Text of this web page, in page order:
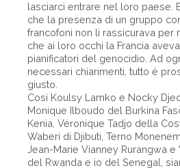
lasciarci entrare nel loro paese.
che la presenza di un gruppo
francofoni non li rassicurava per
che ai loro occhi la Francia
pianificatori del genocidio. Ad
necessari chiarimenti, tutto è
giusto.
Così Koulsy Lamko e Nocky
Monique Ilboudo del Burkina
Kenia, Véronique Tadjo della
Waberi di Djibuti, Terno
Jean-Marie Vianney Rurangwa e
del Rwanda e io del Senegal,